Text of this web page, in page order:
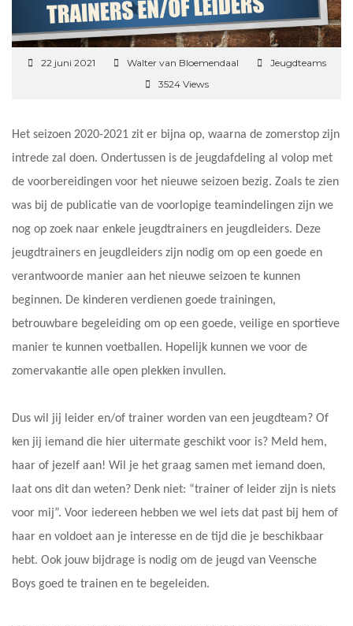
22 juni 2021 Walter van Bloemendaal
Jeugdteams
3524 Views
Het seizoen 2020-2021 zit er bijna op, waarna de zomerstop zijn
intrede zal doen. Ondertussen is de jeugdafdeling al volop met
de voorbereidingen voor het nieuwe seizoen bezig. Zoals te zien
was bij de publicatie van de voorlopige teamindelingen zijn we
nog op zoek naar enkele jeugdtrainers en jeugdleiders. Deze
jeugdtrainers en jeugdleiders zijn nodig om op een goede en
verantwoorde manier aan het nieuwe seizoen te kunnen
beginnen. De kinderen verdienen goede trainingen,
betrouwbare begeleiding om op een goede, veilige en sportieve
manier te kunnen voetballen. Hopelijk kunnen we voor de
zomervakantie alle open plekken invullen.
Dus wil jij leider en/of trainer worden van een jeugdteam? Of
ken jij iemand die hier uitermate geschikt voor is? Meld hem,
haar of jezelf aan! Wil je het graag samen met iemand doen,
laat ons dit dan weten? Denk niet: “trainer of leider zijn is niets
voor mij”. Voor iedereen hebben we wel iets dat past bij hem of
haar en voldoet aan je interesse en de tijd die je beschikbaar
hebt. Ook jouw bijdrage is nodig om de jeugd van Veensche
Boys goed te trainen en te begeleiden.